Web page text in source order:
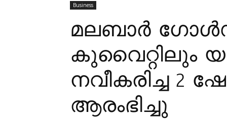
Business
മലബാർ
കുവൈറ്റിലും
നവീകരിച്ച 2
ആരംഭിച്ചു